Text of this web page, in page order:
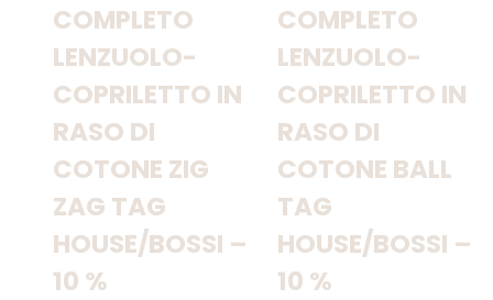
COMPLETO
LENZUOLO-
COPRILETTO IN
RASO DI
COTONE ZIG
ZAG TAG
HOUSE/BOSSI –
10 %
COMPLETO
LENZUOLO-
COPRILETTO IN
RASO DI
COTONE BALL
TAG
HOUSE/BOSSI –
10 %